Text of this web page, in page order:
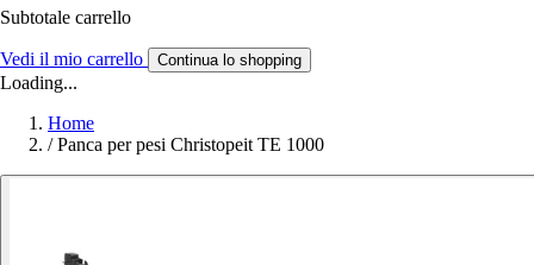
Subtotale carrello
Vedi il mio carrello Continua lo shopping
Loading...
Home
/ Panca per pesi Christopeit TE 1000